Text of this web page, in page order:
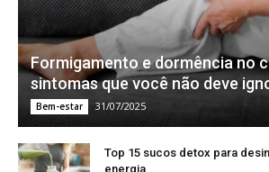
Formigamento e dormência no
sintomas que você não deve
Bem-estar 31/07/2025
Top 15 sucos detox para
energia